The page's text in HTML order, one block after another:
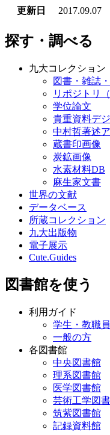
更新日
2017.09.07
探す・調べる
九大コレクション
図書・雑誌
リポジトリ（
学位論文
貴重資料デ
中村哲著述
蔵書印画像
炭鉱画像
水素材料DB
麻生家文書
世界の文献
データベース
所蔵コレクション
九大出版物
電子展示
Cute.Guides
図書館を使う
利用ガイド
学生・教職
一般の方
各図書館
中央図書館
理系図書館
医学図書館
芸術工学図
筑紫図書館
記録資料館